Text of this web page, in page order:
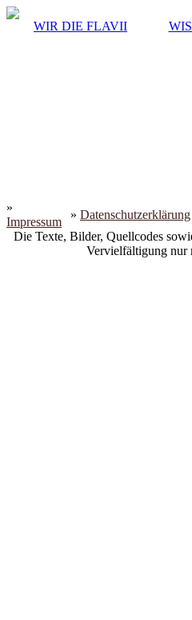
WIR DIE FLAVII
»
Impressum
» Datenschutzerklärung
Die Texte, Bilder, Quellcodes
Vervielfältigung nur